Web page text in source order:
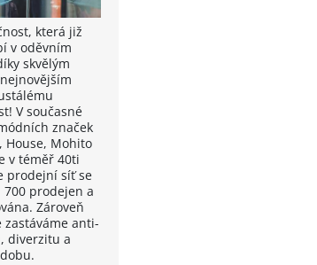
která již
v oděvním
skvělým
V současné
značek
House, Mohito
v téměř 40ti
prodejní síť se
700 prodejen a
Zároveň
anti-
diverzitu a